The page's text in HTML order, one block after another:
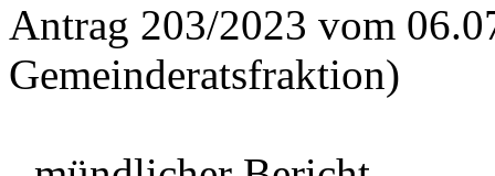
Antrag 203/2023 vom
Gemeinderatsfraktion)